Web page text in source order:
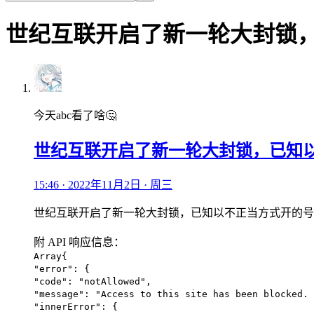
世纪互联开启了新一轮大封锁
今天abc看了啥🤔
世纪互联开启了新一轮大封锁，已知
15:46 · 2022年11月2日 · 周三
世纪互联开启了新一轮大封锁，已知以不正当方式开的
附 API 响应信息：
Array{
"error": {
"code": "notAllowed",
"message": "Access to this site has been
"innerError": {